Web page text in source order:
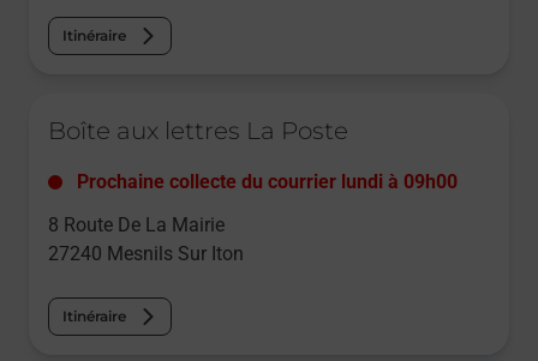
Itinéraire
Boîte aux lettres La Poste
Prochaine collecte du courrier lundi à 09h00
8 Route De La Mairie
27240 Mesnils Sur Iton
Itinéraire